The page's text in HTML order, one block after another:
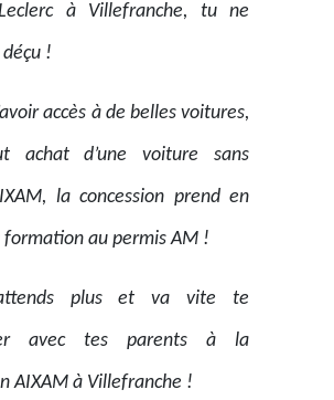
à Villefranche, tu ne
!
accès à de belles voitures,
achat d’une voiture sans
la concession prend en
formation au permis AM !
plus et va vite te
avec tes parents à la
AIXAM à Villefranche !